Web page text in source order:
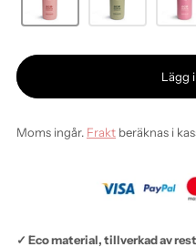
Lägg
Moms ingår. Frakt beräknas i
✓ Eco material, tillverkad av